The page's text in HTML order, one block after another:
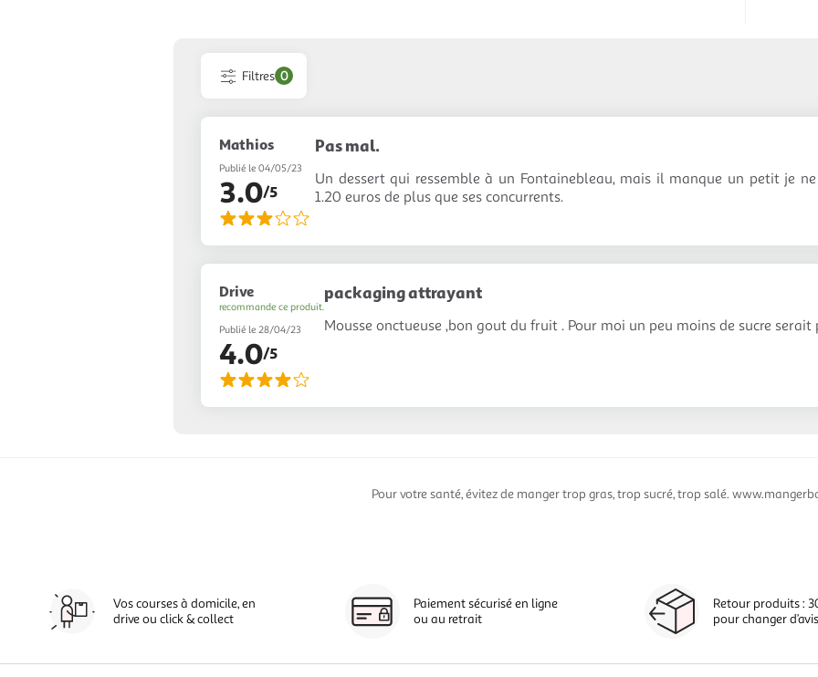
Filtres 0
Mathios
Publié le 04/05/23
3.0/5
Pas mal.
Un dessert qui ressemble à un Fontainebleau, mais il manque un petit je
1.20 euros de plus que ses concurrents.
Drive
recommande ce produit.
Publié le 28/04/23
4.0/5
packaging attrayant
Mousse onctueuse ,bon gout du fruit . Pour moi un peu moins de sucre
Pour votre santé, évitez de manger trop gras, trop sucré, trop salé.
Vos courses à domicile, en
drive ou click & collect
Paiement sécurisé en ligne
ou au retrait
Retour produits :
pour changer d’avis